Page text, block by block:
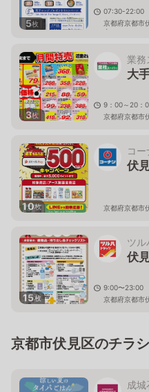
5枚
07:30-22:00
京都府京都市
内
3枚
業務
大
9：00～20：
京都府京都市
10枚
コー
伏
京都府京都市
15枚
ツル
伏
9:00〜23:00
京都府京都市
京都市伏見区のチラ
成城